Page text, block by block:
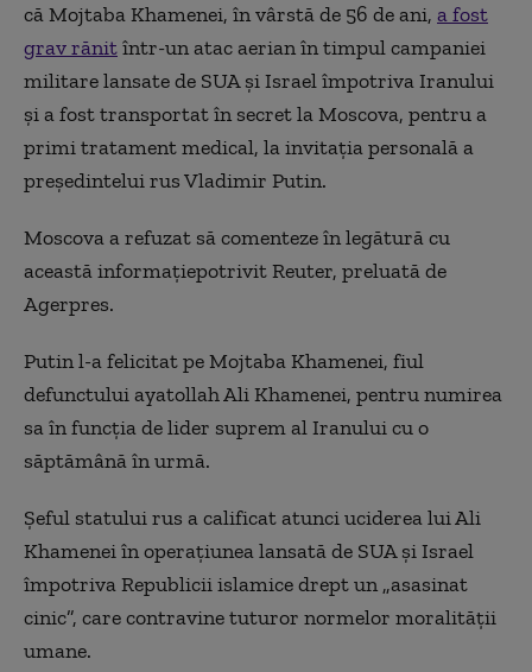
că Mojtaba Khamenei, în vârstă de 56 de ani, a fost
grav rănitîntr-un atac aerian în timpul campaniei
militare lansate de SUA şi Israel împotriva Iranului
şi a fost transportat în secret la Moscova, pentru a
primi tratament medical, la invitaţia personală a
preşedintelui rus Vladimir Putin.
Moscova a refuzat să comenteze în legătură cu
această informaţiepotrivit Reuter, preluată de
Agerpres.
Putin l-a felicitat pe Mojtaba Khamenei, fiul
defunctului ayatollah Ali Khamenei, pentru numirea
sa în funcţia de lider suprem al Iranului cu o
săptămână în urmă.
Şeful statului rus a calificat atunci uciderea lui Ali
Khamenei în operaţiunea lansată de SUA şi Israel
împotriva Republicii islamice drept un „asasinat
cinic”, care contravine tuturor normelor moralităţii
umane.